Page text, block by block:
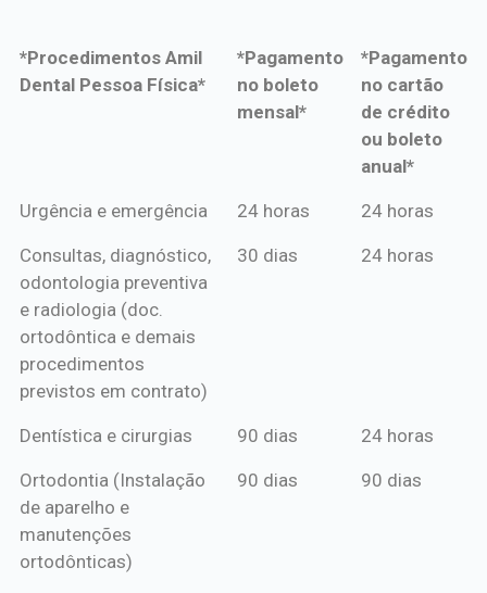
*Procedimentos Amil
Dental Pessoa Física*
*Pagamento
no boleto
mensal*
*Pagamento
no cartão
de crédito
ou boleto
anual*
*Procedimentos Amil
*Pagamento
mensal*
*Pagamento
de crédito
Urgência e emergência 24 horas 24 horas
Consultas, diagnóstico,
odontologia preventiva
e radiologia (doc.
ortodôntica e demais
procedimentos
previstos em contrato)
30 dias 24 horas
Dentística e cirurgias 90 dias 24 horas
Ortodontia (Instalação
de aparelho e
manutenções
ortodônticas)
90 dias 90 dias